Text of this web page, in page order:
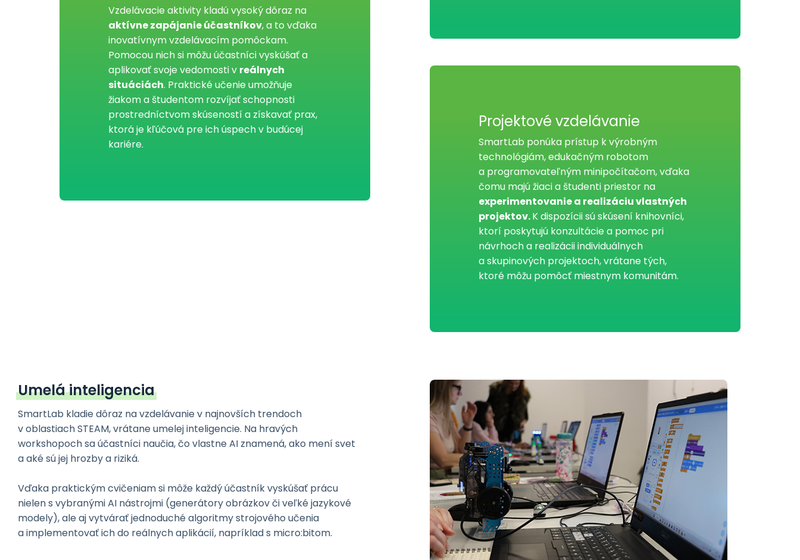
Vzdelávacie aktivity kladú vysoký dôraz na
aktívne zapájanie účastníkov, a to vďaka
inovatívnym vzdelávacím pomôckam.
Pomocou nich si môžu účastníci vyskúšať a
aplikovať svoje vedomosti v reálnych
situáciách. Praktické učenie umožňuje
žiakom a študentom rozvíjať schopnosti
prostredníctvom skúseností a získavať prax,
ktorá je kľúčová pre ich úspech v budúcej
kariére.
Projektové vzdelávanie
SmartLab ponúka prístup k výrobným
technológiám, edukačným robotom
a programovateľným minipočítačom, vďaka
čomu majú žiaci a študenti priestor na
experimentovanie a realizáciu vlastných
projektov.K dispozícii sú skúsení knihovníci,
ktorí poskytujú konzultácie a pomoc pri
návrhoch a realizácii individuálnych
a skupinových projektoch, vrátane tých,
ktoré môžu pomôcť miestnym komunitám.
Umelá inteligencia
SmartLab kladie dôraz na vzdelávanie v najnovších trendoch
v oblastiach STEAM, vrátane umelej inteligencie. Na hravých
workshopoch sa účastníci naučia, čo vlastne AI znamená, ako mení svet
a aké sú jej hrozby a riziká.
Vďaka praktickým cvičeniam si môže každý účastník vyskúšať prácu
nielen s vybranými AI nástrojmi (generátory obrázkov či veľké jazykové
modely), ale aj vytvárať jednoduché algoritmy strojového učenia
a implementovať ich do reálnych aplikácií, napríklad s micro:bitom.